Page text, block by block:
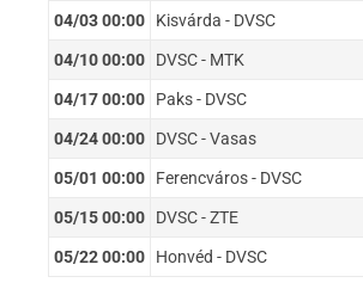
04/03 00:00 Kisvárda - DVSC
04/10 00:00 DVSC - MTK
04/17 00:00 Paks - DVSC
04/24 00:00 DVSC - Vasas
05/01 00:00 Ferencváros - DVSC
05/15 00:00 DVSC - ZTE
05/22 00:00 Honvéd - DVSC